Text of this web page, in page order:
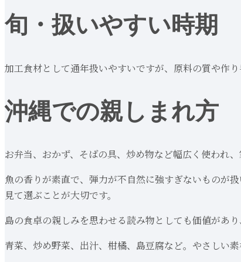
旬・扱いやすい時期
加工食材として通年扱いやすいですが、原料の質や作
沖縄での親しまれ方
お弁当、おかず、そばの具、炒め物など幅広く使われ
魚の香りが素直で、弾力が不自然に強すぎないものが
見て選ぶことが大切です。
島の食卓の親しみを思わせる読み物としても価値があ
青菜、炒め野菜、出汁、柑橘、島豆腐など。やさしい